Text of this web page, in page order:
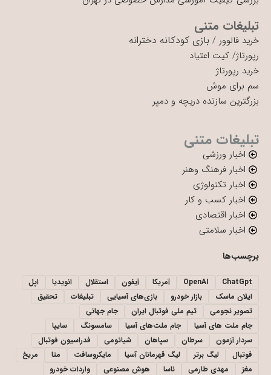
تبلیغات متنی
خرید فالوور / بازی کودکانه دخترانه
رپورتاژ/ کیت اعتیاد
خرید رپورتاژ
سم برای موش
بزرگترین سازنده دریچه و دمپر
تبلیغات متنی
اخبار ورزشی
اخبار فرهنگ وهنر
اخبار تکنولوژی
اخبار کسب و کار
اخبار اقتصادی
اخبار سلامتی
برچسب‌ها
ChatGpt
OpenAI آمریکا آیفون استقلال انویدیا
اپل
ایلان ماسک
بازار خودرو بازی‌های آسیایی تبلیغات
تحقیق
تصویر نجومی
تیم ملی فوتبال ایران
جام جهانی
جام ملت های آسیا
جام ملت‌های آسیا سامسونگ
سایپا
سردار آزمون
سرطان سپاهان شیائومی
فدراسیون فوتبال
فوتبال
لیگ برتر لیگ قهرمانان آسیا مایکروسافت متا
مریخ
مغز
مهدی طارمی ناسا هوش مصنوعی واردات خودرو